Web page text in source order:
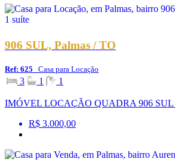
906 SUL, Palmas / TO
Ref: 625 Casa para Locação
3 1 1
IMÓVEL LOCAÇÃO QUADRA 906
R$ 3.000,00